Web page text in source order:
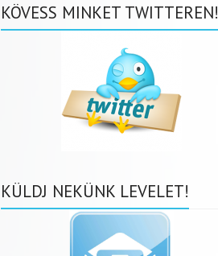
KÖVESS MINKET TWITTEREN!
KÜLDJ NEKÜNK LEVELET!